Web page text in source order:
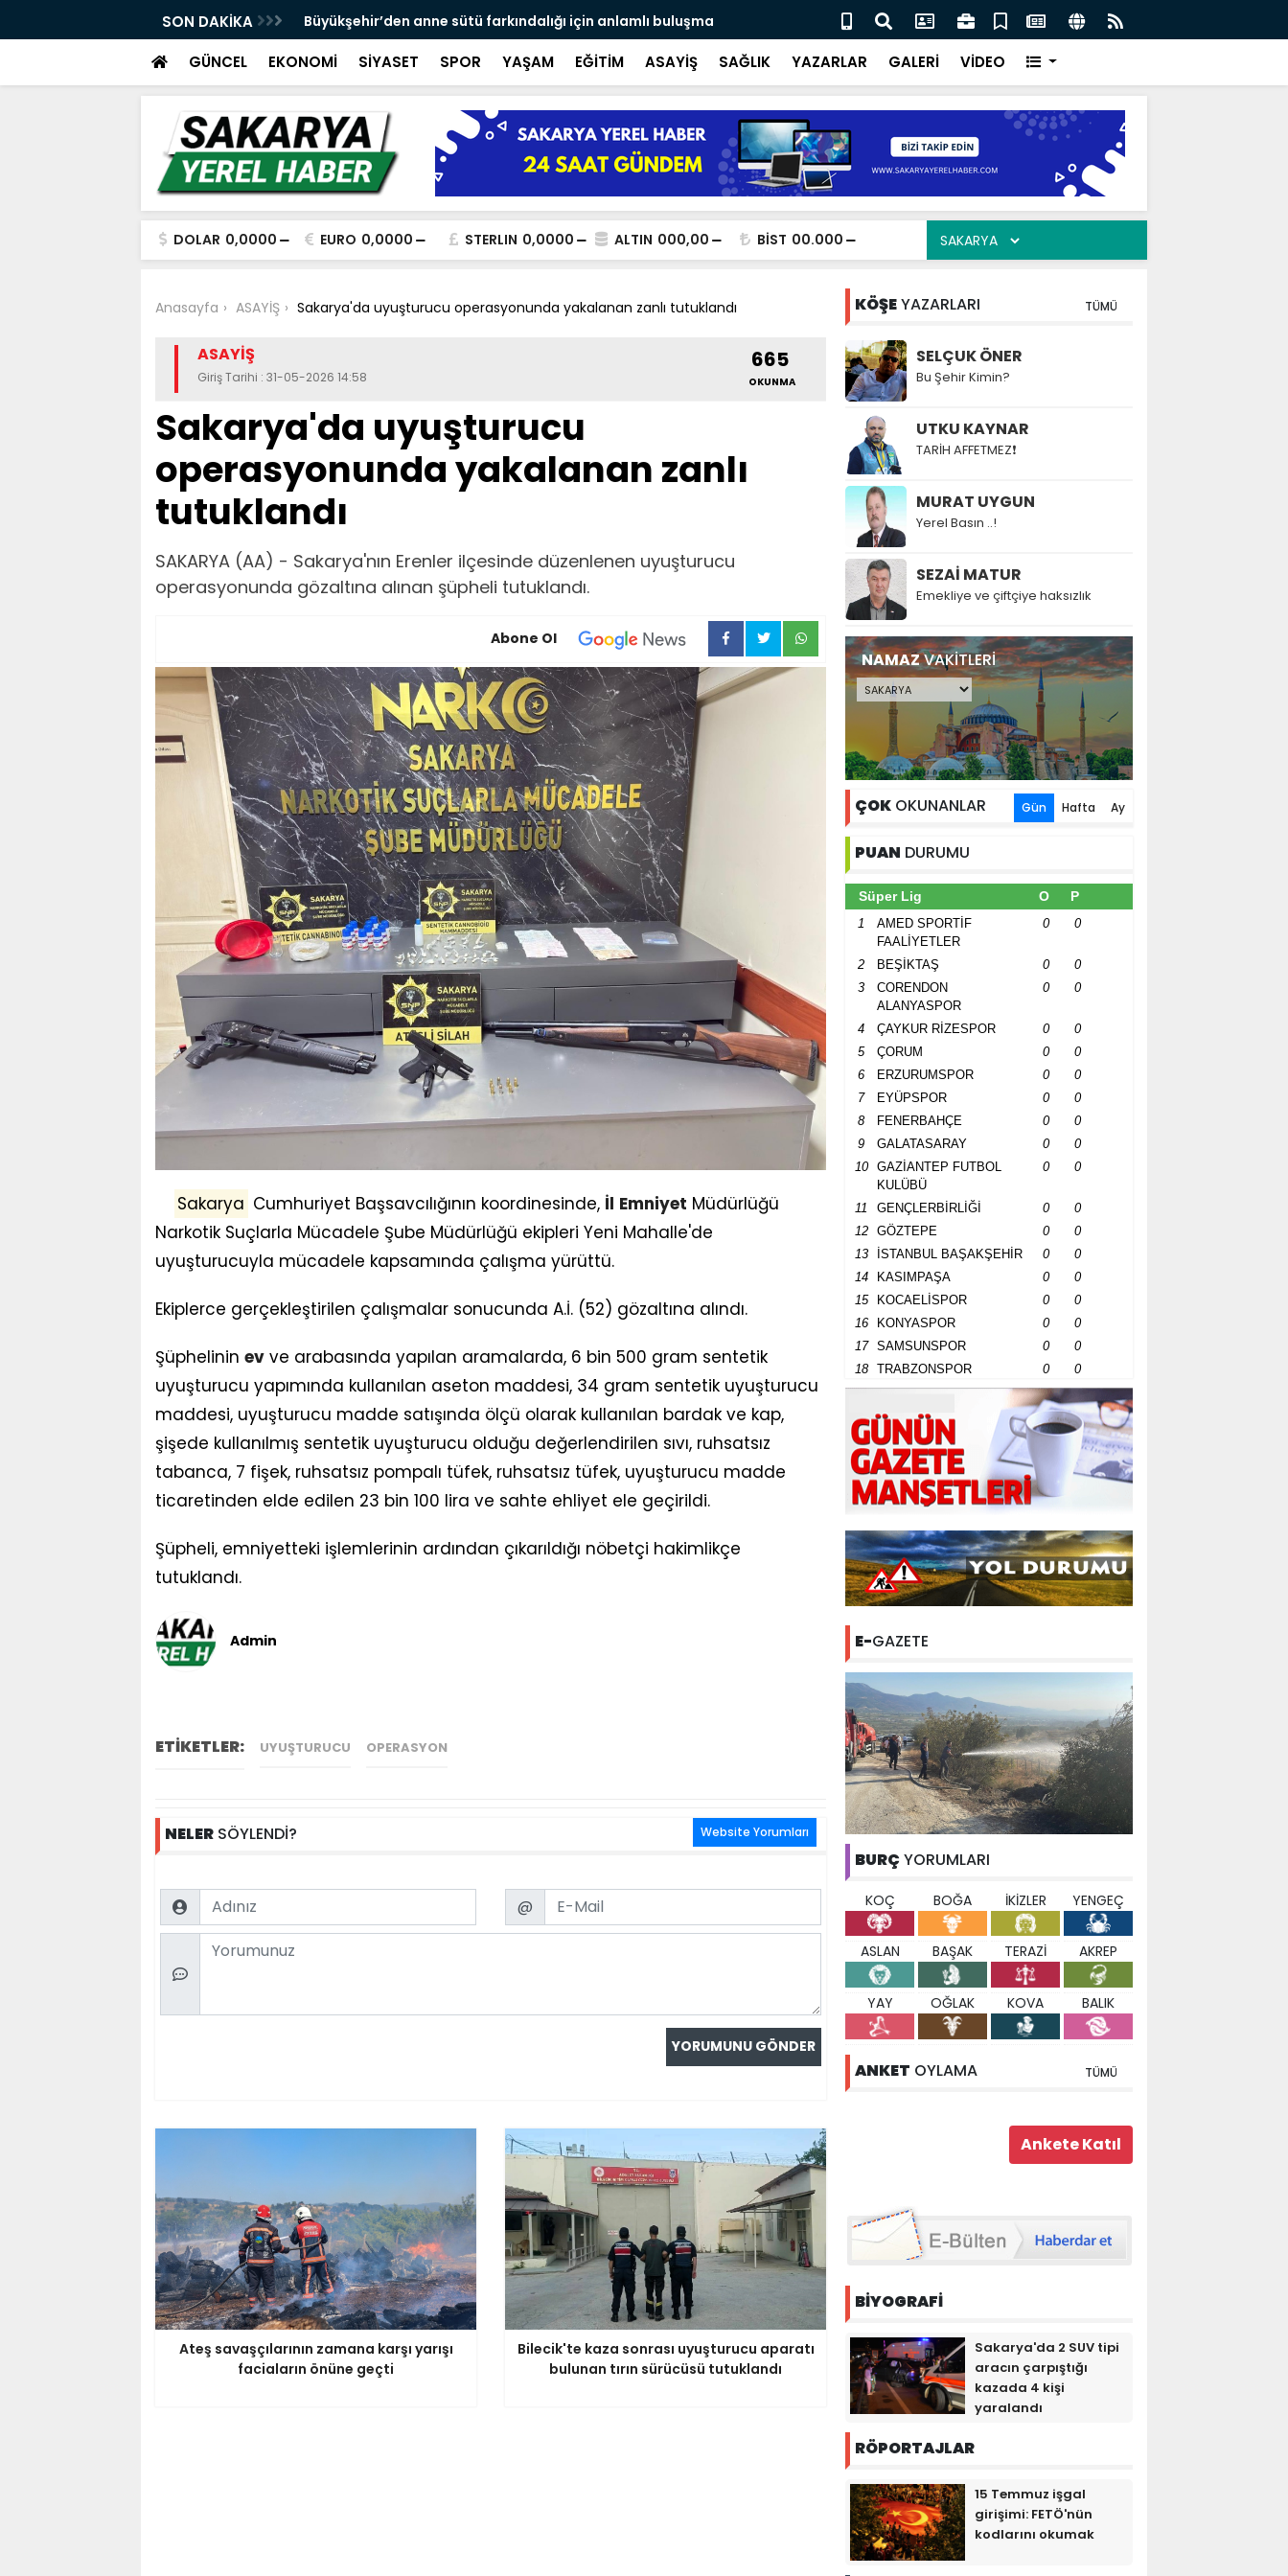
SON DAKİKA
ve spor yatırımlarını hayata geçirmeye Büyükşehir’den anne sütü farkındalığı için anlamlı buluşma Ateş savaşçılarının zamana karşı yarışı faciaların önüne geçti
GÜNCEL EKONOMİ SİYASET SPOR YAŞAM EĞİTİM ASAYİŞ SAĞLIK YAZARLAR GALERİ VİDEO
DOLAR 0,0000 EURO 0,0000 STERLIN 0,0000 ALTIN 000,00 BİST 00.000
Anasayfa ASAYİŞ Sakarya'da uyuşturucu operasyonunda yakalanan zanlı tutuklandı
ASAYİŞ
Giriş Tarihi : 31-05-2026 14:58
665
OKUNMA
Sakarya'da uyuşturucu
operasyonunda yakalanan zanlı
tutuklandı
SAKARYA (AA) - Sakarya'nın Erenler ilçesinde düzenlenen uyuşturucu
operasyonunda gözaltına alınan şüpheli tutuklandı.
Abone Ol
Sakarya Cumhuriyet Başsavcılığının koordinesinde, İl Emniyet Müdürlüğü
Narkotik Suçlarla Mücadele Şube Müdürlüğü ekipleri Yeni Mahalle'de
uyuşturucuyla mücadele kapsamında çalışma yürüttü.
Ekiplerce gerçekleştirilen çalışmalar sonucunda A.İ. (52) gözaltına alındı.
Şüphelinin ev ve arabasında yapılan aramalarda, 6 bin 500 gram sentetik
uyuşturucu yapımında kullanılan aseton maddesi, 34 gram sentetik uyuşturucu
maddesi, uyuşturucu madde satışında ölçü olarak kullanılan bardak ve kap,
şişede kullanılmış sentetik uyuşturucu olduğu değerlendirilen sıvı, ruhsatsız
tabanca, 7 fişek, ruhsatsız pompalı tüfek, ruhsatsız tüfek, uyuşturucu madde
ticaretinden elde edilen 23 bin 100 lira ve sahte ehliyet ele geçirildi.
Şüpheli, emniyetteki işlemlerinin ardından çıkarıldığı nöbetçi hakimlikçe
tutuklandı.
Admin
ETİKETLER: UYUŞTURUCU OPERASYON
NELER SÖYLENDİ? Website Yorumları
Name Email
@
Comment
Ateş savaşçılarının zamana karşı yarışı
faciaların önüne geçti
Bilecik'te kaza sonrası uyuşturucu aparatı
bulunan tırın sürücüsü tutuklandı
KÖŞEYAZARLARI TÜMÜ
SELÇUK ÖNER
Bu Şehir Kimin?
UTKU KAYNAR
TARİH AFFETMEZ❗
MURAT UYGUN
Yerel Basın ..!
SEZAİ MATUR
Emekliye ve çiftçiye haksızlık
NAMAZVAKİTLERİ
ÇOK OKUNANLAR Gün Hafta Ay
PUAN DURUMU
Süper Lig O P
1
AMED SPORTİF
FAALİYETLER
0 0
2 BEŞİKTAŞ 0
0
3
CORENDON
ALANYASPOR
0 0
4 ÇAYKUR RİZESPOR 0
0
5
ÇORUM 0
0
6
ERZURUMSPOR 0
0
7
EYÜPSPOR 0
0
8
FENERBAHÇE 0
0
9
GALATASARAY 0
0
10
GAZİANTEP FUTBOL
KULÜBÜ
0 0
11 GENÇLERBİRLİĞİ 0
0
12
GÖZTEPE 0
0
13
İSTANBUL BAŞAKŞEHİR 0
0
14
KASIMPAŞA 0
0
15
KOCAELİSPOR 0
0
16
KONYASPOR 0
0
17
SAMSUNSPOR 0
0
18
TRABZONSPOR 0 0
E-GAZETE
BURÇ YORUMLARI
KOÇ BOĞA İKİZLER YENGEÇ
ASLAN BAŞAK TERAZİ AKREP
YAY OĞLAK KOVA BALIK
ANKET OYLAMA TÜMÜ
BİYOGRAFİ
Sakarya'da 2 SUV tipi
aracın çarpıştığı
kazada 4 kişi
yaralandı
RÖPORTAJLAR
15 Temmuz işgal
girişimi: FETÖ'nün
kodlarını okumak